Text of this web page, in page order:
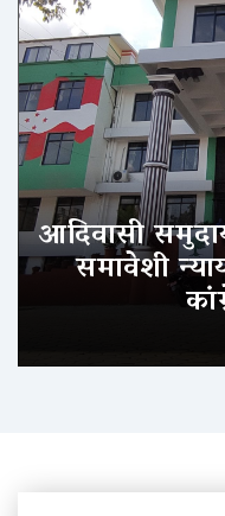
आदिवासी
समावेशी